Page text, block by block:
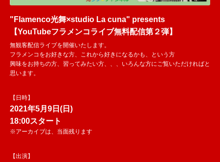
"Flamenco光舞×studio La cuna" presents
【YouTubeフラメンコライブ無料配信第２弾】
無観客配信ライブを開催いたします。
フラメンコをお好きな方、これから好きになるかも、という方
興味をお持ちの方、習ってみたい方、、、いろんな方にご覧いただければと
思います。
【日時】
2021年5月9日(日)
18:00スタート
※アーカイブは、当面残ります
【出演】